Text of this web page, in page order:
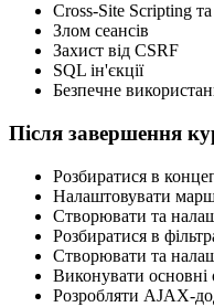
Cross-Site Scripting
Злом сеансів
Захист від CSRF
SQL ін'єкції
Безпечне
Після завершення
Розбиратися в
Налаштовувати
Створювати та
Розбиратися в
Створювати та
Виконувати основні
Розробляти AJAX-